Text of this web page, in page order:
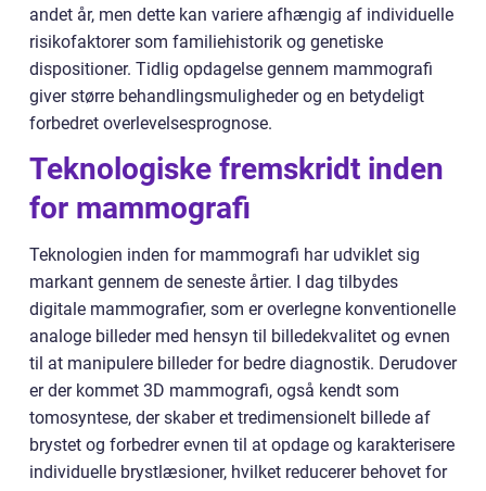
andet år, men dette kan variere afhængig af individuelle
risikofaktorer som familiehistorik og genetiske
dispositioner. Tidlig opdagelse gennem mammografi
giver større behandlingsmuligheder og en betydeligt
forbedret overlevelsesprognose.
Teknologiske fremskridt inden
for mammografi
Teknologien inden for mammografi har udviklet sig
markant gennem de seneste årtier. I dag tilbydes
digitale mammografier, som er overlegne konventionelle
analoge billeder med hensyn til billedekvalitet og evnen
til at manipulere billeder for bedre diagnostik. Derudover
er der kommet 3D mammografi, også kendt som
tomosyntese, der skaber et tredimensionelt billede af
brystet og forbedrer evnen til at opdage og karakterisere
individuelle brystlæsioner, hvilket reducerer behovet for